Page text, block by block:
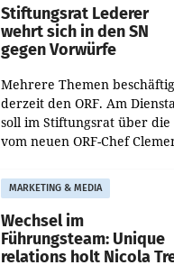
und der Bundeskartellanwalt
Stiftungsrat Lederer
wehrt sich in den SN
gegen Vorwürfe
Mehrere Themen
derzeit den ORF. Am
soll im Stiftungsrat über die
vom neuen ORF-Chef
Besetzungen für die
Direktionen abgestimmt
werden.
MARKETING & MEDIA
Wechsel im
Führungsteam: Unique
relations holt Nicola